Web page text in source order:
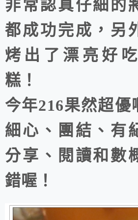
非常認真仔細的
都成功完成，另
烤出了漂亮好
糕！
今年216果然超優
細心、團結、有
分享、閱讀和數
錯喔！